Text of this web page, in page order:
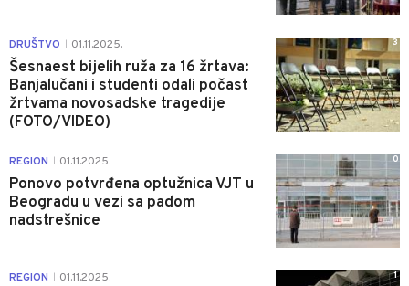
DRUŠTVO 01.11.2025.
Šesnaest bijelih ruža za 16 žrtava:
Banjalučani i studenti odali počast
žrtvama novosadske tragedije
(FOTO/VIDEO)
3
REGION 01.11.2025.
Ponovo potvrđena optužnica VJT u
Beogradu u vezi sa padom
nadstrešnice
0
REGION 01.11.2025. 1